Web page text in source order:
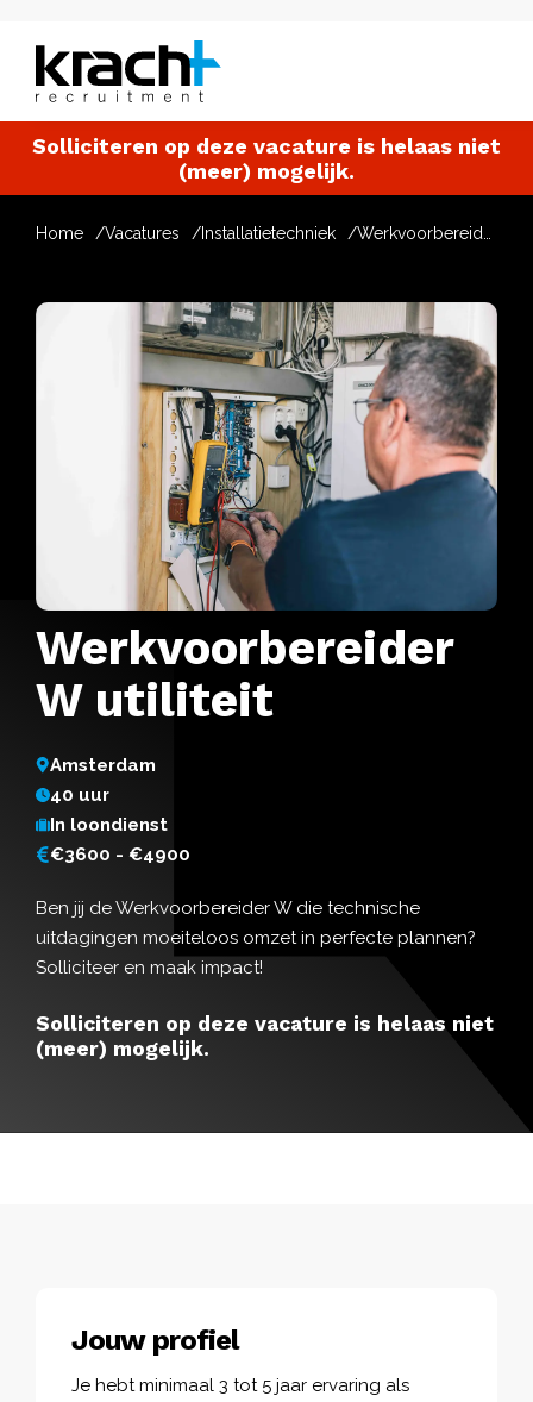
Solliciteren op deze vacature is helaas niet
(meer) mogelijk.
Home Vacatures Installatietechniek
Werkvoorbereider
W utiliteit
Amsterdam
40 uur
In loondienst
€3600 - €4900
Ben jij de Werkvoorbereider W die technische
uitdagingen moeiteloos omzet in perfecte plannen?
Solliciteer en maak impact!
Solliciteren op deze vacature is helaas niet
(meer) mogelijk.
Jouw profiel
Je hebt minimaal 3 tot 5 jaar ervaring als